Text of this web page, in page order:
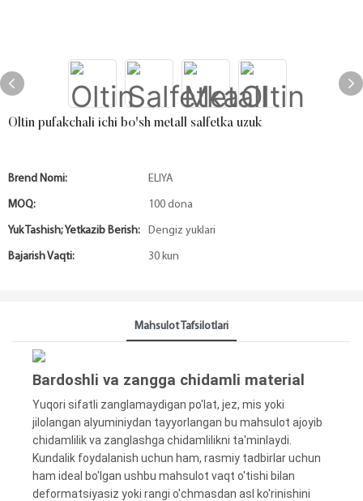
Oltin pufakchali ichi bo'sh metall salfetka uzuk
Brend Nomi: ELIYA
MOQ: 100 dona
Yuk Tashish; Yetkazib Berish: Dengiz yuklari
Bajarish Vaqti: 30 kun
Mahsulot Tafsilotlari
Bardoshli va zangga chidamli material
Yuqori sifatli zanglamaydigan po'lat, jez, mis yoki
jilolangan alyuminiydan tayyorlangan bu mahsulot ajoyib
chidamlilik va zanglashga chidamlilikni ta'minlaydi.
Kundalik foydalanish uchun ham, rasmiy tadbirlar uchun
ham ideal bo'lgan ushbu mahsulot vaqt o'tishi bilan
deformatsiyasiz yoki rangi o'chmasdan asl ko'rinishini